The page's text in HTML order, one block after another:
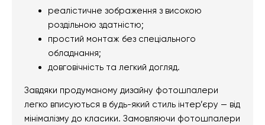
реалістичне зображення з високою
роздільною здатністю;
простий монтаж без спеціального
обладнання;
довговічність та легкий догляд.
Завдяки продуманому дизайну фотошпалери
легко вписуються в будь-який стиль інтер’єру — від
мінімалізму до класики. Замовляючи фотошпалери